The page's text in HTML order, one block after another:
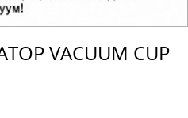
VACUUM CUP